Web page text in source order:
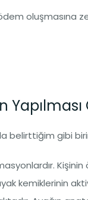
oluşmasına
belirttiğim gibi
Kişinin
kemiklerinin